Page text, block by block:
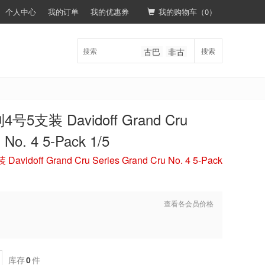
个人中心 我的订单 我的优惠券 我的购物车（0）
搜索
古巴 非古
号5支装 Davidoff Grand Cru
4 5-Pack 1/5
Davidoff Grand Cru Series Grand Cru No. 4 5-Pack
查看各会员价格
库存0件